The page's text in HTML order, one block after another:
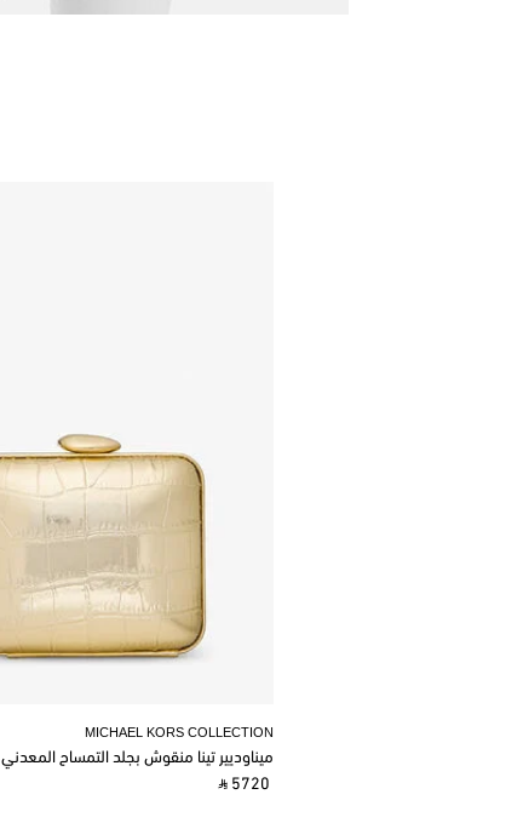
MICHAEL KORS COLLECTION
ميناوديير تينا منقوش بجلد التمساح المعدني
‎ ⃁ 5720 ‎